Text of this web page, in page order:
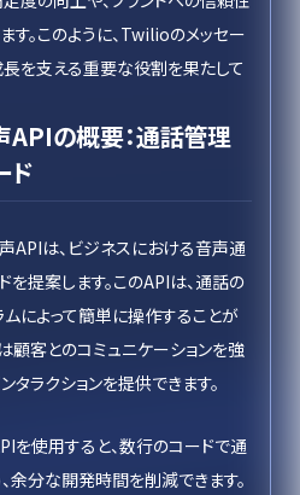
。このように、Twilioのメッセー
を支える重要な役割を果たして
APIの概要：通話管理
ド
APIは、ビジネスにおける音声通
提案します。このAPIは、通話の
ムによって簡単に操作することが
顧客とのコミュニケーションを強
タラクションを提供できます。
を使用すると、数行のコードで通
余分な開発時間を削減できます。